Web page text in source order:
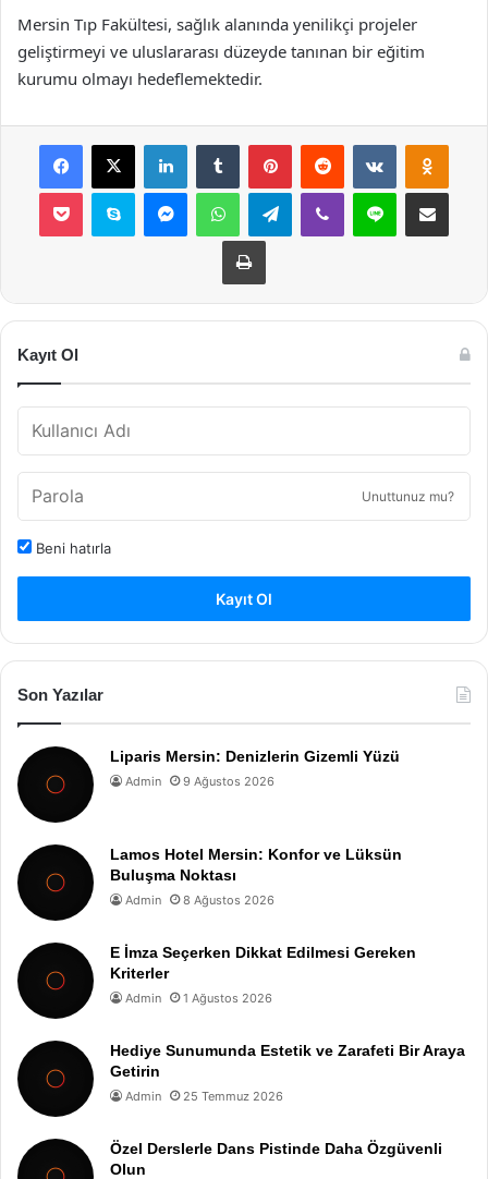
Mersin Tıp Fakültesi, sağlık alanında yenilikçi projeler
geliştirmeyi ve uluslararası düzeyde tanınan bir eğitim
kurumu olmayı hedeflemektedir.
Facebook
X LinkedInTumblr PinterestReddit VKontakte
Pocket Skype MessengerWhatsAppTelegramViber Line E-Posta ile
Yazdır
Kayıt Ol
Unuttunuz mu?
Beni hatırla
Kayıt Ol
Son Yazılar
Liparis Mersin: Denizlerin Gizemli Yüzü
Admin 9 Ağustos 2026
Lamos Hotel Mersin: Konfor ve Lüksün
Buluşma Noktası
Admin 8 Ağustos 2026
E İmza Seçerken Dikkat Edilmesi Gereken
Kriterler
Admin 1 Ağustos 2026
Hediye Sunumunda Estetik ve Zarafeti Bir Araya
Getirin
Admin 25 Temmuz 2026
Özel Derslerle Dans Pistinde Daha Özgüvenli
Olun